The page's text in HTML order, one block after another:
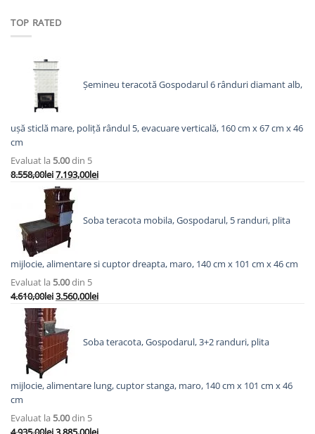
7.088,00lei.
TOP RATED
Șemineu teracotă Gospodarul 6 rânduri diamant alb,
ușă sticlă mare, poliță rândul 5, evacuare verticală, 160 cm x 67 cm x 46
cm
Evaluat la 5.00din 5
8.558,00leiPrețul
inițial
a
fost:
8.558,00lei.
7.193,00leiPrețul
7.193,00lei.
Soba teracota mobila, Gospodarul, 5 randuri, plita
mijlocie, alimentare si cuptor dreapta, maro, 140 cm x 101 cm x 46 cm
Evaluat la 5.00din 5
4.610,00leiPrețul
inițial
a
fost:
4.610,00lei.
3.560,00leiPrețul
3.560,00lei.
Soba teracota, Gospodarul, 3+2 randuri, plita
mijlocie, alimentare lung, cuptor stanga, maro, 140 cm x 101 cm x 46
cm
Evaluat la 5.00din 5
Prețul
Prețul